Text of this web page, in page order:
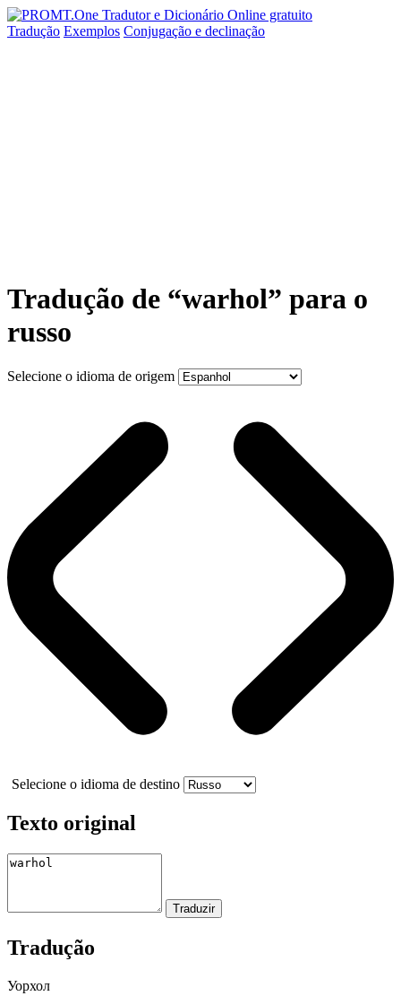
Tradução Exemplos Conjugação e declinação
Tradução de “warhol” para o
russo
Selecione o idioma de origem
Selecione o idioma de destino
Texto original
Tradução
Уорхол